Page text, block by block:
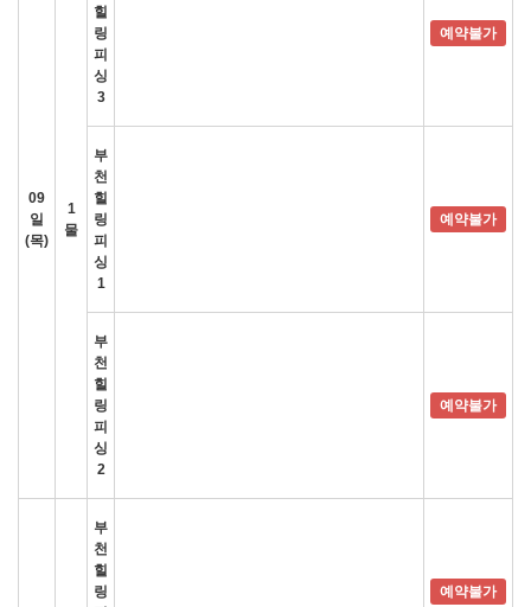
09
일
(목)
1
물
힐
링
피
싱
3
예약불가
부
천
힐
링
피
싱
1
예약불가
부
천
힐
링
피
싱
2
예약불가
부
천
힐
링
예약불가